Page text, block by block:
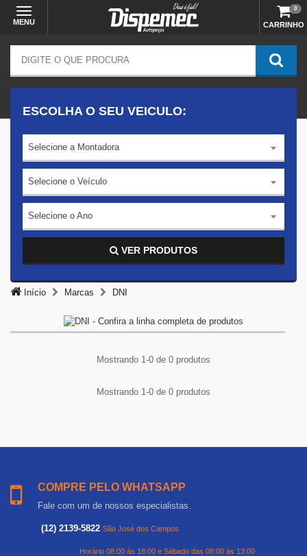
MENU CARRINHO
0
ESCOLHA O SEU VEICULO:
Selecione a Montadora
Selecione o Veículo
Selecione o Ano
VER PRODUTOS
Início Marcas DNI
Mostrando 1-0 de 0 produtos
Mostrando 1-0 de 0 produtos
COMPRE PELO WHATSAPP
Fale com um de nossos especialistas.
(12) 2139-5822 São José dos Campos
Horário 08:00 às 18:00 e Sábado das 08:00 às 13:00